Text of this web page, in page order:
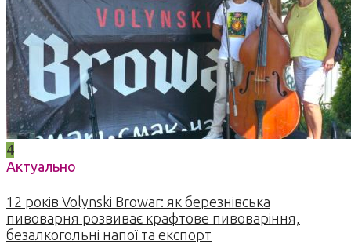
4
Актуально
12 років Volynski Browar: як березнівська
пивоварня розвиває крафтове пивоваріння,
безалкогольні напої та експорт